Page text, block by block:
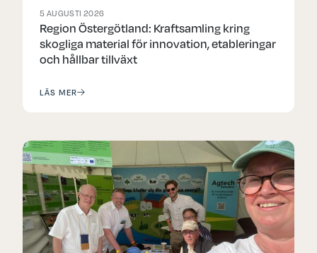
5 AUGUSTI 2026
Region Östergötland: Kraftsamling kring
skogliga material för innovation, etableringar
och hållbar tillväxt
LÄS MER